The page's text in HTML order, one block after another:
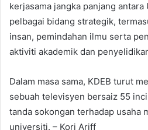
kerjasama jangka panjang antara
pelbagai bidang strategik,
insan, pemindahan ilmu serta
aktiviti akademik dan
Dalam masa sama, KDEB turut
sebuah televisyen bersaiz 55
tanda sokongan terhadap usaha
universiti. – Kori Ariff